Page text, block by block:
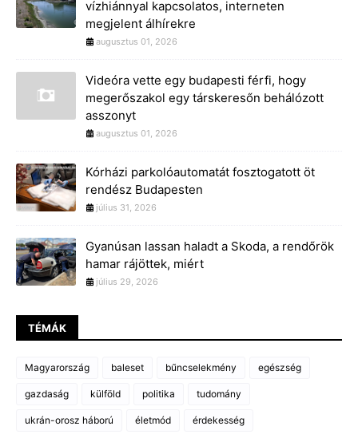
vízhiánnyal kapcsolatos, interneten
megjelent álhírekre
augusztus 01, 2026
Videóra vette egy budapesti férfi, hogy
megerőszakol egy társkeresőn behálózott
asszonyt
augusztus 01, 2026
Kórházi parkolóautomatát fosztogatott öt
rendész Budapesten
július 31, 2026
Gyanúsan lassan haladt a Skoda, a rendőrök
hamar rájöttek, miért
július 29, 2026
TÉMÁK
Magyarország baleset bűncselekmény egészség
gazdaság külföld politika tudomány
ukrán-orosz háború életmód érdekesség